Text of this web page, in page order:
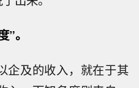
”。
企及的收入，就在于其